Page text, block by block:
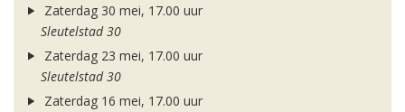
Zaterdag 30 mei, 17.00 uur
Sleutelstad 30
Zaterdag 23 mei, 17.00 uur
Sleutelstad 30
Zaterdag 16 mei, 17.00 uur